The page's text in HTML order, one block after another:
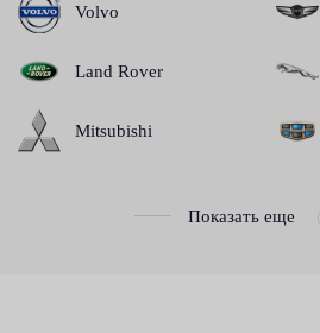
Volvo
Land Rover
Mitsubishi
Показать еще